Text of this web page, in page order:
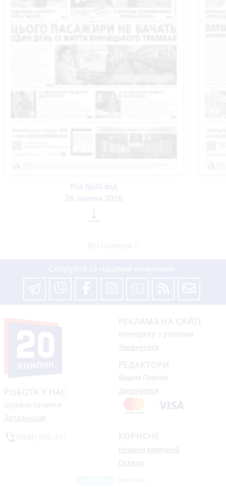
РОБОТА У НАС
Шукаєм таланти
Детальніше
РЕКЛАМА НА САЙТІ
Менеджер з реклами
Звернутися
РЕДАКТОРИ
Вадим Павлов
Звернутися
КОРИСНЕ
Новини компаній
Огляди